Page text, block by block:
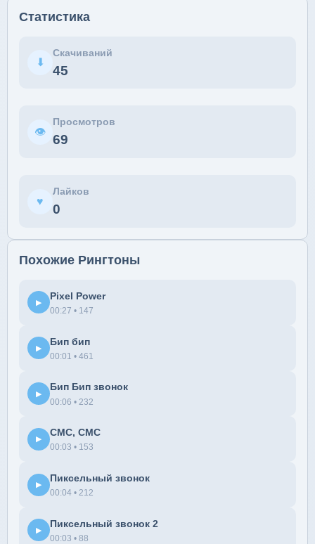
Статистика
⬇
Скачиваний
45
👁
Просмотров
69
♥
Лайков
0
Похожие Рингтоны
▶
Pixel Power
00:27 • 147
▶
Бип бип
00:01 • 461
▶
Бип Бип звонок
00:06 • 232
▶
СМС, СМС
00:03 • 153
▶
Пиксельный звонок
00:04 • 212
▶
Пиксельный звонок 2
00:03 • 88